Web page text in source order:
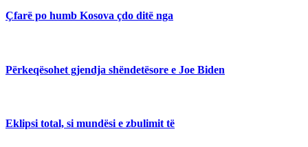
Çfarë po humb Kosova çdo ditë nga
Përkeqësohet gjendja shëndetësore e Joe Biden
Eklipsi total, si mundësi e zbulimit të